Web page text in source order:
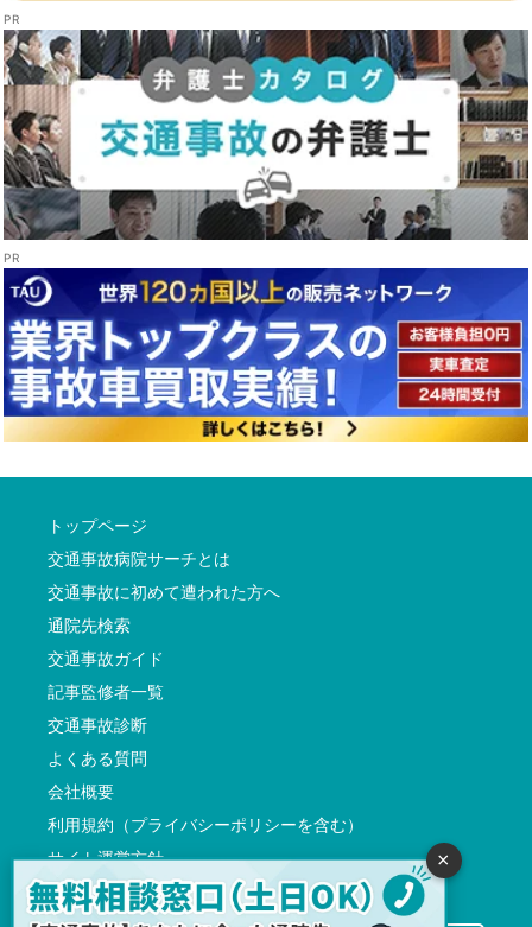
トップページ
交通事故病院サーチとは
交通事故に初めて遭われた方へ
通院先検索
交通事故ガイド
記事監修者一覧
交通事故診断
よくある質問
会社概要
利用規約（プライバシーポリシーを含む）
サイト運営方針
反社会的勢力に対する基本方針
×